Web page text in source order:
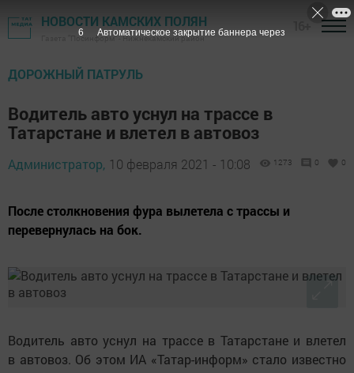
НОВОСТИ КАМСКИХ ПОЛЯН
Газета "Посинформ" - Нижнекамский район
ДОРОЖНЫЙ ПАТРУЛЬ
Водитель авто уснул на трассе в
Татарстане и влетел в автовоз
Администратор, 10 февраля 2021 - 10:08 1273 0 0
После столкновения фура вылетела с трассы и
перевернулась на бок.
Водитель авто уснул на трассе в Татарстане и влетел
в автовоз. Об этом ИА «Татар-информ» стало известно
5 Автоматическое закрытие баннера через